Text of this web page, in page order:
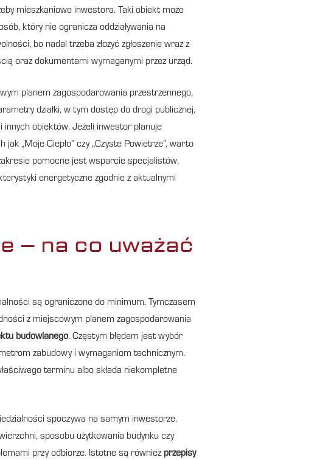
mieszkaniowe inwestora. Taki obiekt może
który nie ogranicza oddziaływania na
bo nadal trzeba złożyć zgłoszenie wraz z
oraz dokumentami wymaganymi przez urząd.
planem zagospodarowania przestrzennego,
działki, w tym dostęp do drogi publicznej,
innych obiektów. Jeżeli inwestor planuje
„Moje Ciepło” czy „Czyste Powietrze”, warto
pomocne jest wsparcie specjalistów,
energetyczne zgodnie z aktualnymi
– na co uważać
są ograniczone do minimum. Tymczasem
z miejscowym planem zagospodarowania
budowlanego. Częstym błędem jest wybór
zabudowy i wymaganiom technicznym.
terminu albo składa niekompletne
spoczywa na samym inwestorze.
sposobu użytkowania budynku czy
przy odbiorze. Istotne są również przepisy